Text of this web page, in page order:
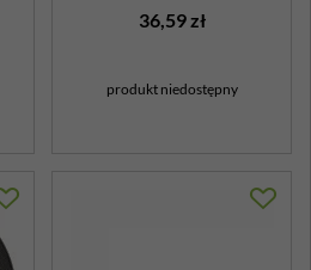
imita...
36,59 zł
produkt niedostępny